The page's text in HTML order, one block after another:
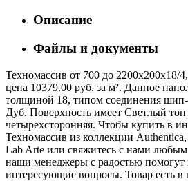
Описание
Файлы и документы
Техномассив от 700 до 2200х200х18/
цена 10379.00 руб. за м². Данное
толщиной 18, типом соединения шип-
Дуб. Поверхность имеет Светлый
четырехсторонняя. Чтобы купить в
Техномассив из коллекции
Lab Arte или свяжитесь с нами
наши менеджеры с радостью помогут
интересующие вопросы. Товар есть в